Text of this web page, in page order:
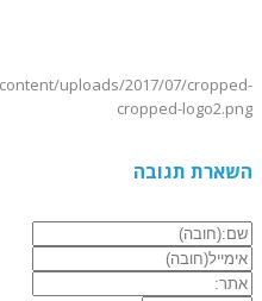
uploads/2017/07/cropped-
cropped-logo2.png
השארת תגובה